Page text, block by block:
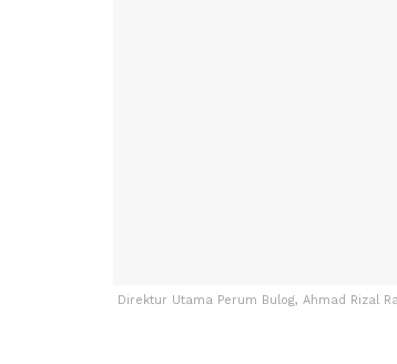
Direktur Utama Perum Bulog, Ahmad Rizal